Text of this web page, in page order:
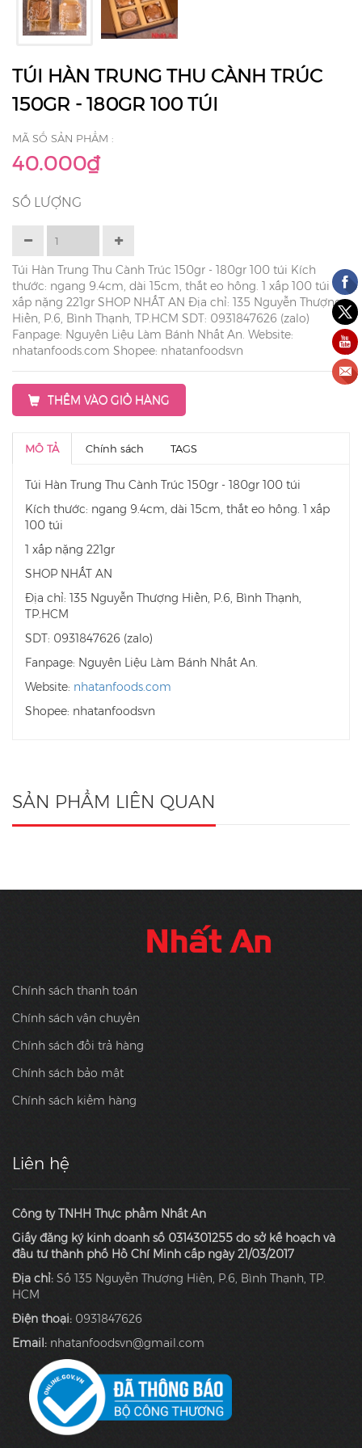
TÚI HÀN TRUNG THU CÀNH TRÚC
150GR - 180GR 100 TÚI
MÃ SỐ SẢN PHẨM :
40.000₫
SỐ LƯỢNG
Túi Hàn Trung Thu Cành Trúc 150gr - 180gr 100 túi Kích
thước: ngang 9.4cm, dài 15cm, thắt eo hông. 1 xấp 100 túi 1
xấp nặng 221gr SHOP NHẤT AN Địa chỉ: 135 Nguyễn Thượng
Hiền, P.6, Bình Thạnh, TP.HCM SDT: 0931847626 (zalo)
Fanpage: Nguyên Liệu Làm Bánh Nhất An. Website:
nhatanfoods.com Shopee: nhatanfoodsvn
THÊM VÀO GIỎ HÀNG
MÔ TẢ Chính sách TAGS
Túi Hàn Trung Thu Cành Trúc 150gr - 180gr 100 túi
Kích thước: ngang 9.4cm, dài 15cm, thắt eo hông. 1 xấp
100 túi
1 xấp nặng 221gr
SHOP NHẤT AN
Địa chỉ: 135 Nguyễn Thượng Hiền, P.6, Bình Thạnh,
TP.HCM
SDT: 0931847626 (zalo)
Fanpage: Nguyên Liệu Làm Bánh Nhất An.
Website: nhatanfoods.com
Shopee: nhatanfoodsvn
SẢN PHẨM LIÊN QUAN
Chính sách thanh toán
Chính sách vận chuyển
Chính sách đổi trả hàng
Chính sách bảo mật
Chính sách kiểm hàng
Liên hệ
Công ty TNHH Thực phẩm Nhất An
Giấy đăng ký kinh doanh số 0314301255 do sở kế hoạch và
đầu tư thành phố Hồ Chí Minh cấp ngày 21/03/2017
Địa chỉ: Số 135 Nguyễn Thượng Hiền, P.6, Bình Thạnh, TP.
HCM
Điện thoại: 0931847626
Email: nhatanfoodsvn@gmail.com